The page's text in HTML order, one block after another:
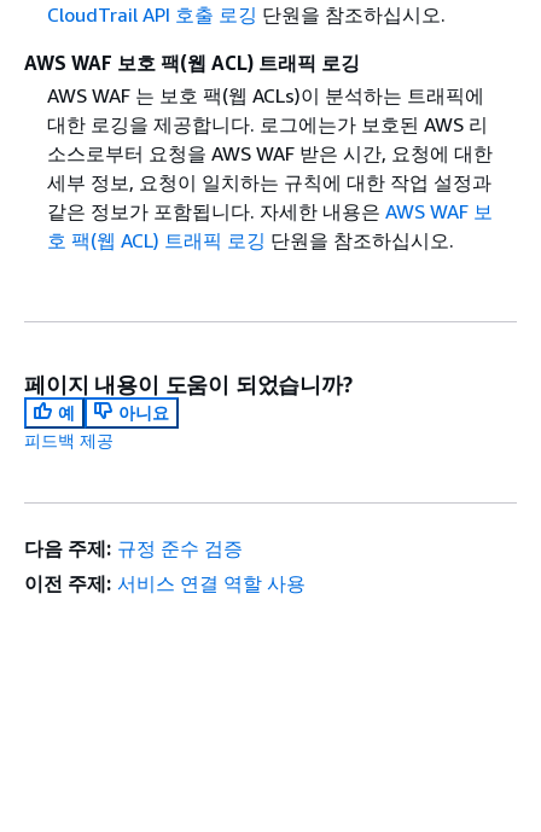
CloudTrail API 호출 로깅 단원을 참조하십시오.
AWS WAF 보호 팩(웹 ACL) 트래픽 로깅
AWS WAF 는 보호 팩(웹 ACLs)이 분석하는 트래픽에
대한 로깅을 제공합니다. 로그에는가 보호된 AWS 리
소스로부터 요청을 AWS WAF 받은 시간, 요청에 대한
세부 정보, 요청이 일치하는 규칙에 대한 작업 설정과
같은 정보가 포함됩니다. 자세한 내용은 AWS WAF 보
호 팩(웹 ACL) 트래픽 로깅 단원을 참조하십시오.
페이지 내용이 도움이 되었습니까?
예
아니요
피드백 제공
다음 주제: 규정 준수 검증
이전 주제: 서비스 연결 역할 사용